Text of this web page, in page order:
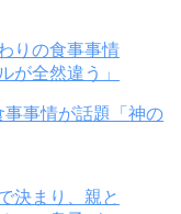
事事情が話題「神の